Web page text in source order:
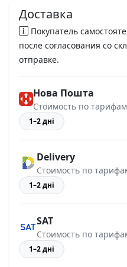
Доставка
Покупатель
после согласования со
отправке.
Нова Пошта
Стоимость по
1–2 дні
Delivery
Стоимость по
1–2 дні
SAT
Стоимость по
1–2 дні